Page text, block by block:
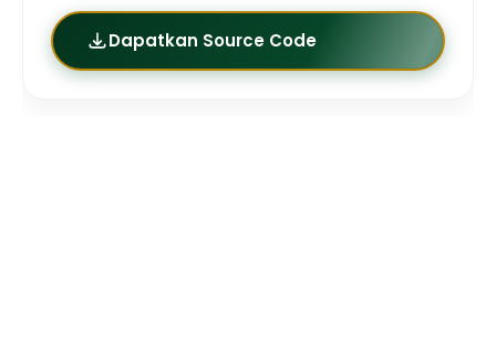
Dapatkan Source Code